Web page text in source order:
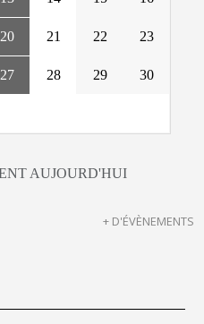
20 21 22 23
27 28 29 30
AUJOURD'HUI
+ D'ÉVÈNEMENTS